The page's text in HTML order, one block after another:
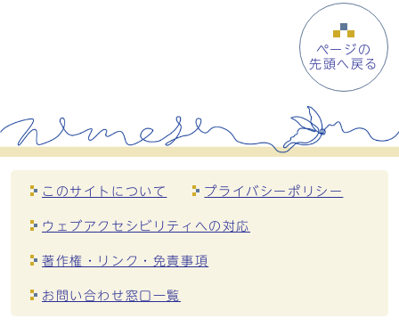
ページの
先頭へ戻る
このサイトについて プライバシーポリシー
ウェブアクセシビリティへの対応
著作権・リンク・免責事項
お問い合わせ窓口一覧